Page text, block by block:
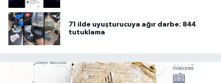
71 ilde uyuşturucuya ağır darbe: 844
tutuklama